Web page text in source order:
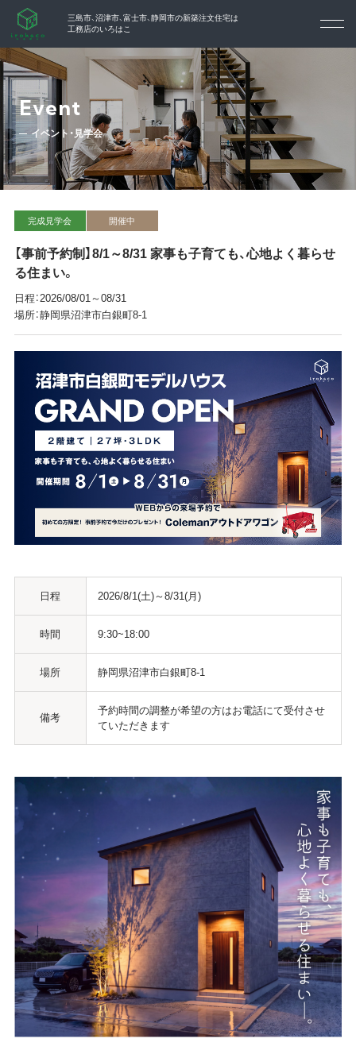
三島市、沼津市、富士市、静岡市の新築注文住宅は
工務店のいろはこ
Event
イベント・見学会
完成見学会 開催中
【事前予約制】8/1～8/31 家事も子育ても、心地よく暮らせ
る住まい。
日程：2026/08/01～08/31
場所：静岡県沼津市白銀町8-1
日程 2026/8/1(土)～8/31(月)
時間 9:30~18:00
場所 静岡県沼津市白銀町8-1
備考
予約時間の調整が希望の方はお電話にて受付させ
ていただきます